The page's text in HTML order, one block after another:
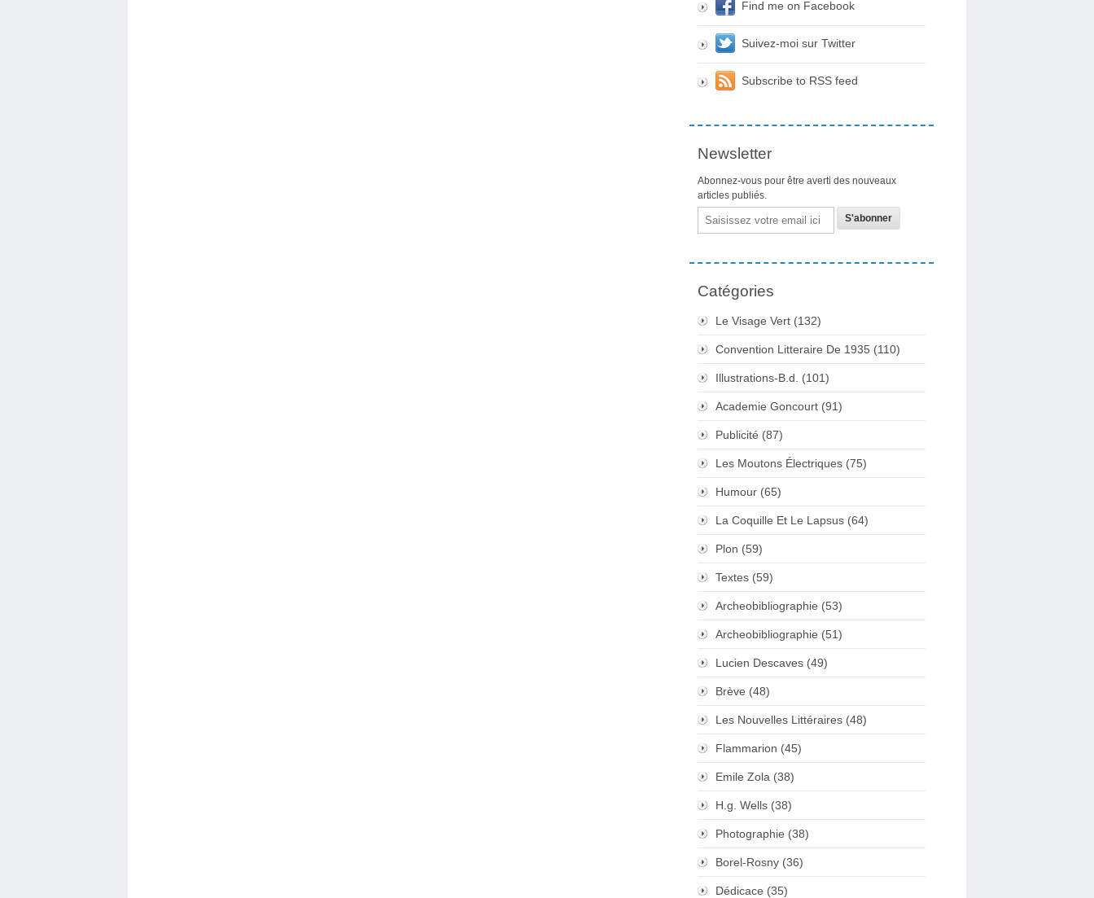
Find me on Facebook
Suivez-moi sur Twitter
Subscribe to RSS feed
Newsletter
Abonnez-vous pour être averti des nouveaux
articles publiés.
Email
Catégories
Le Visage Vert (132)
Convention Litteraire De 1935 (110)
Illustrations-B.d. (101)
Academie Goncourt (91)
Publicité (87)
Les Moutons Électriques (75)
Humour (65)
La Coquille Et Le Lapsus (64)
Plon (59)
Textes (59)
Archeobibliographie (53)
Archeobibliographie (51)
Lucien Descaves (49)
Brève (48)
Les Nouvelles Littéraires (48)
Flammarion (45)
Emile Zola (38)
H.g. Wells (38)
Photographie (38)
Borel-Rosny (36)
Dédicace (35)